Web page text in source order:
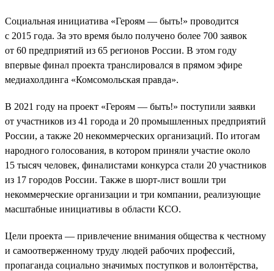
Социальная инициатива «Героям — быть!» проводится
с 2015 года. За это время было получено более 700 заявок
от 60 предприятий из 65 регионов России. В этом году
впервые финал проекта транслировался в прямом эфире
медиахолдинга «Комсомольская правда».
В 2021 году на проект «Героям — быть!» поступили заявки
от участников из 41 города и 20 промышленных предприятий
России, а также 20 некоммерческих организаций. По итогам
народного голосования, в котором приняли участие около
15 тысяч человек, финалистами конкурса стали 20 участников
из 17 городов России. Также в шорт-лист вошли три
некоммерческие организации и три компании, реализующие
масштабные инициативы в области КСО.
Цели проекта — привлечение внимания общества к честному
и самоотверженному труду людей рабочих профессий,
пропаганда социально значимых поступков и волонтёрства,